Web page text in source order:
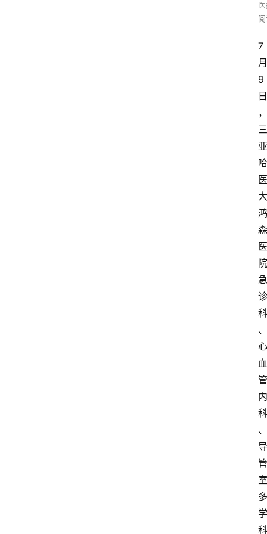
7
月
9
日
，
三
亚
哈
医
大
鸿
森
医
院
急
诊
科
、
心
血
管
内
科
、
导
管
室
多
学
科